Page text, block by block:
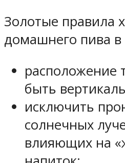
Золотые правила
домашнего пива в
расположение
быть
исключить
солнечных
влияющих на